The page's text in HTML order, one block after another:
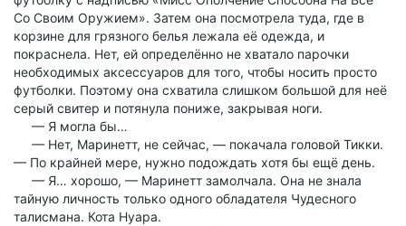
Со Своим Оружием». Затем она посмотрела туда, где в
корзине для грязного белья лежала её одежда, и
покраснела. Нет, ей определённо не хватало парочки
необходимых аксессуаров для того, чтобы носить просто
футболки. Поэтому она схватила слишком большой для неё
серый свитер и потянула пониже, закрывая ноги.
— Я могла бы…
— Нет, Маринетт, не сейчас, — покачала головой Тикки.
— По крайней мере, нужно подождать хотя бы ещё день.
— Я… хорошо, — Маринетт замолчала. Она не знала
тайную личность только одного обладателя Чудесного
талисмана. Кота Нуара.